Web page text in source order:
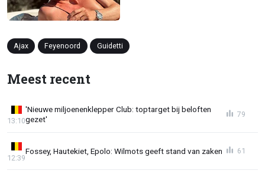
Ajax Feyenoord Guidetti
Meest recent
'Nieuwe miljoenenklepper Club: toptarget bij beloften
gezet'
13:10
79
Fossey, Hautekiet, Epolo: Wilmots geeft stand van zaken
12:39
61